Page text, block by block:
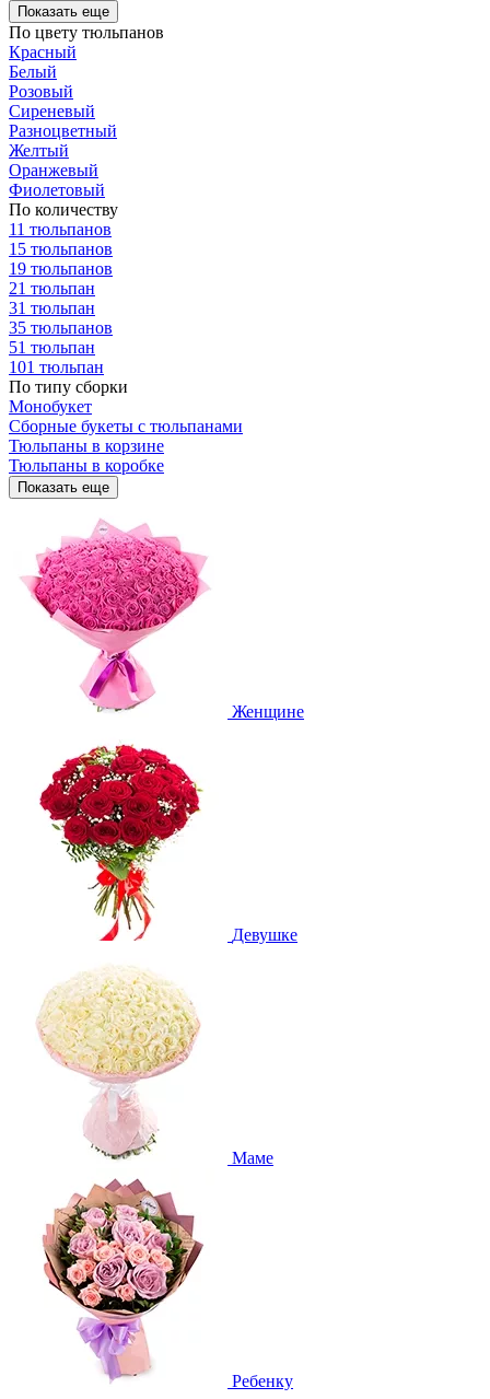
Показать еще
По цвету тюльпанов
Красный
Белый
Розовый
Сиреневый
Разноцветный
Желтый
Оранжевый
Фиолетовый
По количеству
11 тюльпанов
15 тюльпанов
19 тюльпанов
21 тюльпан
31 тюльпан
35 тюльпанов
51 тюльпан
101 тюльпан
По типу сборки
Монобукет
Сборные букеты с тюльпанами
Тюльпаны в корзине
Тюльпаны в коробке
Показать еще
Женщине
Девушке
Маме
Ребенку